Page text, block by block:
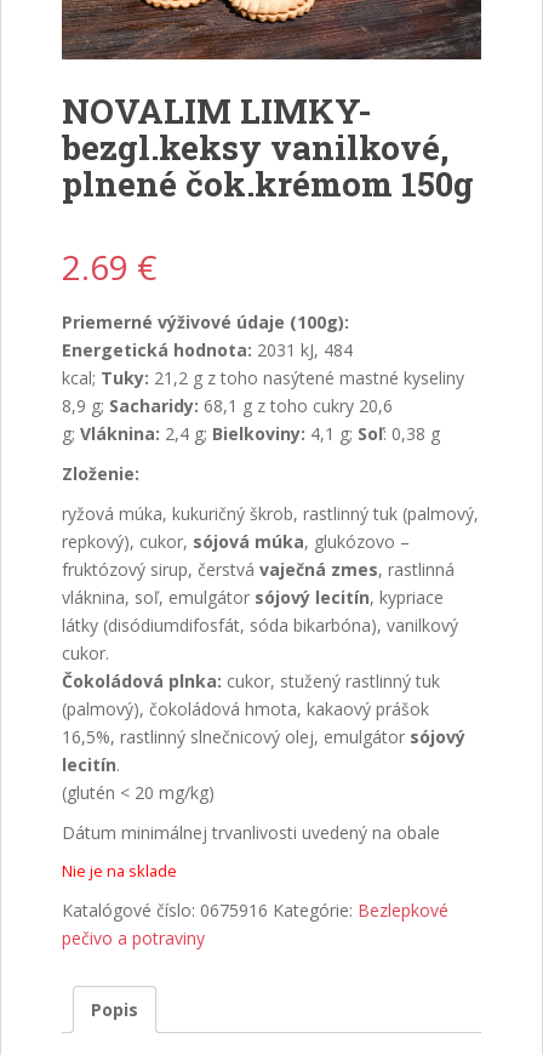
NOVALIM LIMKY-
bezgl.keksy vanilkové,
plnené čok.krémom 150g
2.69 €
Priemerné výživové údaje (100g):
Energetická hodnota: 2031 kJ, 484
kcal; Tuky: 21,2 g z toho nasýtené mastné kyseliny
8,9 g; Sacharidy: 68,1 g z toho cukry 20,6
g; Vláknina: 2,4 g; Bielkoviny: 4,1 g; Soľ: 0,38 g
Zloženie:
ryžová múka, kukuričný škrob, rastlinný tuk (palmový,
repkový), cukor, sójová múka, glukózovo –
fruktózový sirup, čerstvá vaječná zmes, rastlinná
vláknina, soľ, emulgátor sójový lecitín, kypriace
látky (disódiumdifosfát, sóda bikarbóna), vanilkový
cukor.
Čokoládová plnka: cukor, stužený rastlinný tuk
(palmový), čokoládová hmota, kakaový prášok
16,5%, rastlinný slnečnicový olej, emulgátor sójový
lecitín.
(glutén < 20 mg/kg)
Dátum minimálnej trvanlivosti uvedený na obale
Nie je na sklade
Katalógové číslo: 0675916 Kategórie: Bezlepkové
pečivo a potraviny
Popis